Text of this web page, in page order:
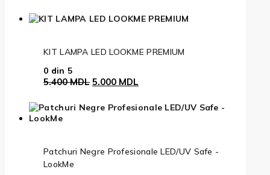
a
este:
KIT LAMPA LED LOOKME PREMIUM
0 din 5
5.400MDL Prețul
a
fost:
5.000 MDL
este:
Patchuri Negre Profesionale LED/UV Safe -
LookMe